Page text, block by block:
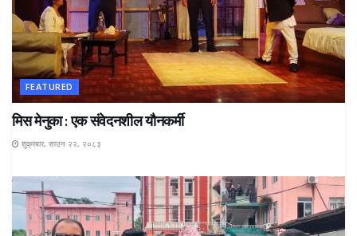
FEATURED
मिस मेनुका : एक संवेदनशील यौनकर्मी
शुक्रबार, साउन २२, २०८३